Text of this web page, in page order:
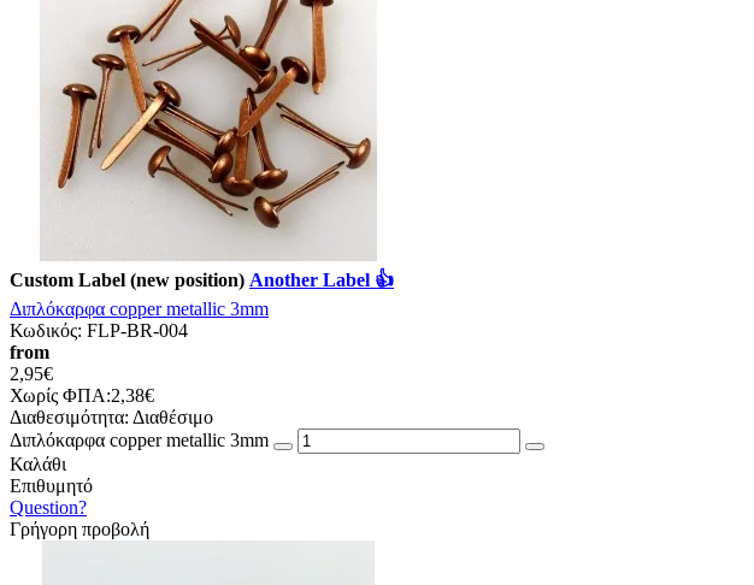
Custom Label (new position) Another Label 👍
Διπλόκαρφα copper metallic 3mm
Κωδικός: FLP-BR-004
from
2,95€
Χωρίς ΦΠΑ:2,38€
Διαθεσιμότητα: Διαθέσιμο
Διπλόκαρφα copper metallic 3mm
Καλάθι
Επιθυμητό
Question?
Γρήγορη προβολή